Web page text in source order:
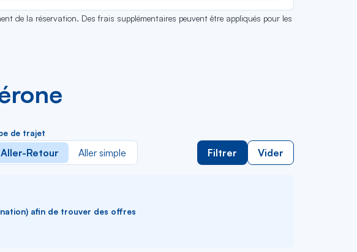
de la réservation. Des frais supplémentaires peuvent être appliqués pour les
de trajet
Aller-Retour Aller simple Filtrer Vider
afin de trouver des offres